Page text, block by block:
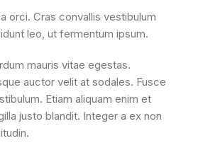
orci. Cras convallis vestibulum
leo, ut fermentum ipsum.
mauris vitae egestas.
auctor velit at sodales. Fusce
Etiam aliquam enim et
justo blandit. Integer a ex non